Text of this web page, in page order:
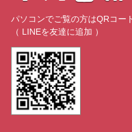
パソコンでご覧の方はQRコー
（ LINEを友達に追加 ）